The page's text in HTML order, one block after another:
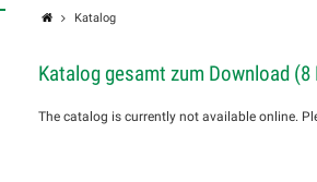
HomeKatalog
Katalog gesamt zum Download (8
The catalog is currently not available online.